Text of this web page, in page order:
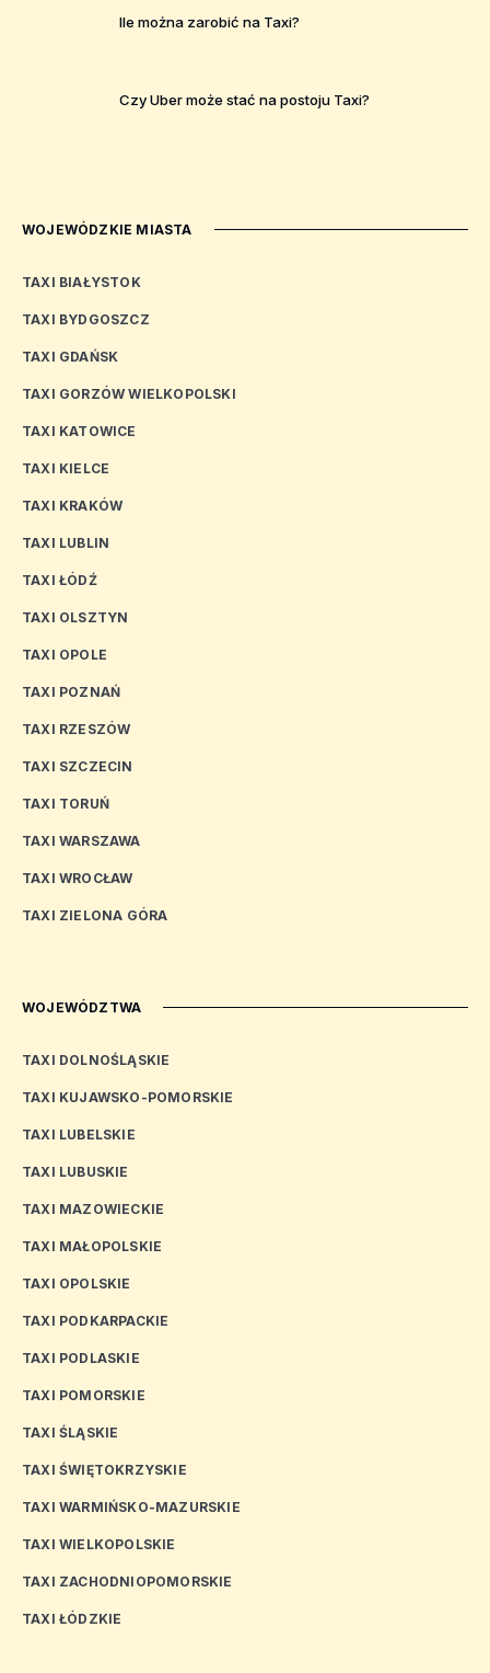
Ile można zarobić na Taxi?
Czy Uber może stać na postoju Taxi?
WOJEWÓDZKIE MIASTA
TAXI BIAŁYSTOK
TAXI BYDGOSZCZ
TAXI GDAŃSK
TAXI GORZÓW WIELKOPOLSKI
TAXI KATOWICE
TAXI KIELCE
TAXI KRAKÓW
TAXI LUBLIN
TAXI ŁÓDŹ
TAXI OLSZTYN
TAXI OPOLE
TAXI POZNAŃ
TAXI RZESZÓW
TAXI SZCZECIN
TAXI TORUŃ
TAXI WARSZAWA
TAXI WROCŁAW
TAXI ZIELONA GÓRA
WOJEWÓDZTWA
TAXI DOLNOŚLĄSKIE
TAXI KUJAWSKO-POMORSKIE
TAXI LUBELSKIE
TAXI LUBUSKIE
TAXI MAZOWIECKIE
TAXI MAŁOPOLSKIE
TAXI OPOLSKIE
TAXI PODKARPACKIE
TAXI PODLASKIE
TAXI POMORSKIE
TAXI ŚLĄSKIE
TAXI ŚWIĘTOKRZYSKIE
TAXI WARMIŃSKO-MAZURSKIE
TAXI WIELKOPOLSKIE
TAXI ZACHODNIOPOMORSKIE
TAXI ŁÓDZKIE